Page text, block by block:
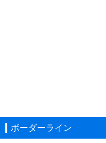
ボーダーライン